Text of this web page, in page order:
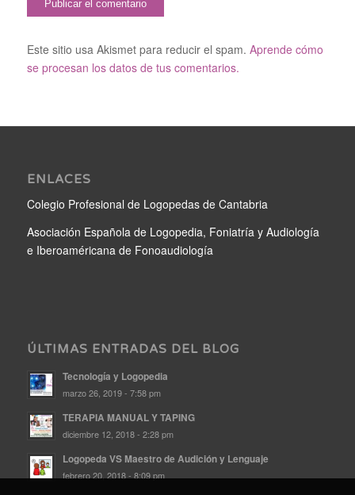
Este sitio usa Akismet para reducir el spam. Aprende cómo
se procesan los datos de tus comentarios.
ENLACES
Colegio Profesional de Logopedas de Cantabria
Asociación Española de Logopedia, Foniatría y Audiología
e Iberoaméricana de Fonoaudiología
ÚLTIMAS ENTRADAS DEL BLOG
Tecnología y Logopedia
marzo 26, 2019 - 7:58 pm
TERAPIA MANUAL Y TAPING
diciembre 12, 2018 - 2:28 pm
Logopeda VS Maestro de Audición y Lenguaje
febrero 20, 2018 - 8:09 pm